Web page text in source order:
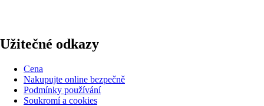
Užitečné odkazy
Cena
Nakupujte online bezpečně
Podmínky používání
Soukromí a cookies